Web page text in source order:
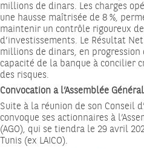
millions de dinars. Les charges
une hausse maîtrisée de 8 %,
maintenir un contrôle rigoureux
d’investissements. Le Résultat
millions de dinars, en
capacité de la banque à concilier
des risques.
Convocation à l’Assemblée
Suite à la réunion de son Conseil
convoque ses actionnaires à
(AGO), qui se tiendra le 29 avril
Tunis (ex LAICO).